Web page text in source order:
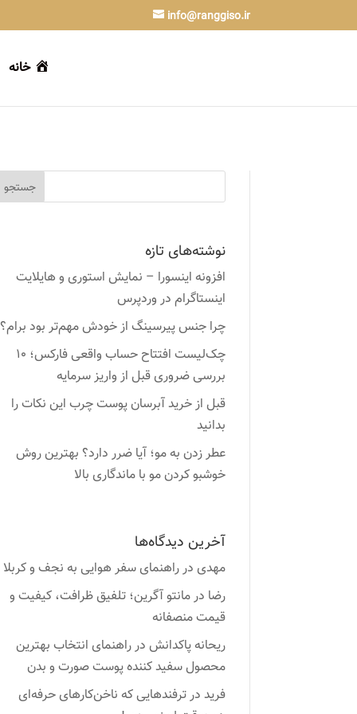
info@ranggiso.ir
خانه
نوشته‌های تازه
افزونه اینسورا – نمایش استوری و هایلایت
اینستاگرام در وردپرس
چرا جنس پیرسینگ از خودش مهم‌تر بود برام؟
چک‌لیست افتتاح حساب واقعی فارکس؛ ۱۰
بررسی ضروری قبل از واریز سرمایه
قبل از خرید آبرسان پوست چرب این نکات را
بدانید
عطر زدن به مو؛ آیا ضرر دارد؟ بهترین روش
خوشبو کردن مو با ماندگاری بالا
آخرین دیدگاه‌ها
مهدی درراهنمای سفر هوایی به نجف و کربلا
رضا درمانتو آگرین؛ تلفیق ظرافت، کیفیت و
قیمت منصفانه
ریحانه پاکدانش درراهنمای انتخاب بهترین
محصول سفید کننده پوست صورت و بدن
فرید درترفندهایی که ناخن‌کارهای حرفه‌ای